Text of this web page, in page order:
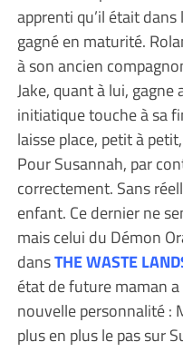
apprenti qu’il était
gagné en maturité.
à son ancien
Jake, quant à lui,
initiatique touche à sa
laisse place, petit à
Pour Susannah, par
correctement. Sans
enfant. Ce dernier ne
mais celui du Démon
dansTHE WASTE
état de future maman
nouvelle personnalité :
plus en plus le pas sur